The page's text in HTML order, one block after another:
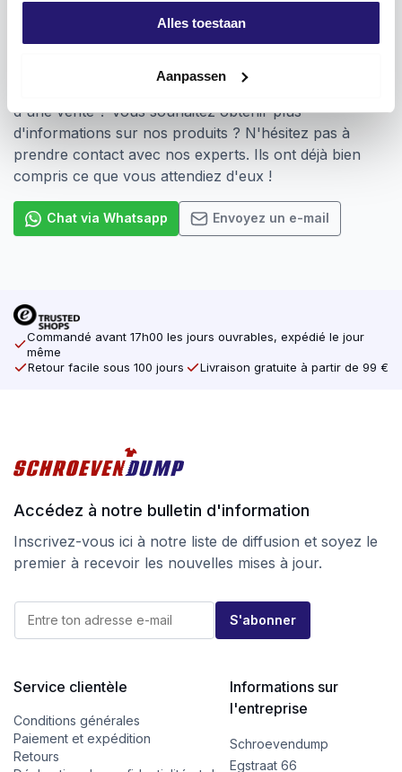
Alles toestaan
Aanpassen
Vous voulez ? Nous sommes là pour vous
Vous avez besoin d'une aide pour la mise en place
d'une vente ? Vous souhaitez obtenir plus
d'informations sur nos produits ? N'hésitez pas à
prendre contact avec nos experts. Ils ont déjà bien
compris ce que vous attendiez d'eux !
Chat via Whatsapp Envoyez un e-mail
Commandé avant 17h00 les jours ouvrables, expédié le jour
même
Retour facile sous 100 jours
Livraison gratuite à partir de 99 €
Accédez à notre bulletin d'information
Inscrivez-vous ici à notre liste de diffusion et soyez le
premier à recevoir les nouvelles mises à jour.
a
*
E
m
l
S'abonner
Service clientèle
Conditions générales
Paiement et expédition
Retours
Informations sur
l'entreprise
Schroevendump
Egstraat 66